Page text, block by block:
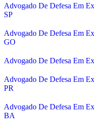
Advogado De Defesa Em
SP
Advogado De Defesa Em
GO
Advogado De Defesa Em
Advogado De Defesa Em
PR
Advogado De Defesa Em
BA